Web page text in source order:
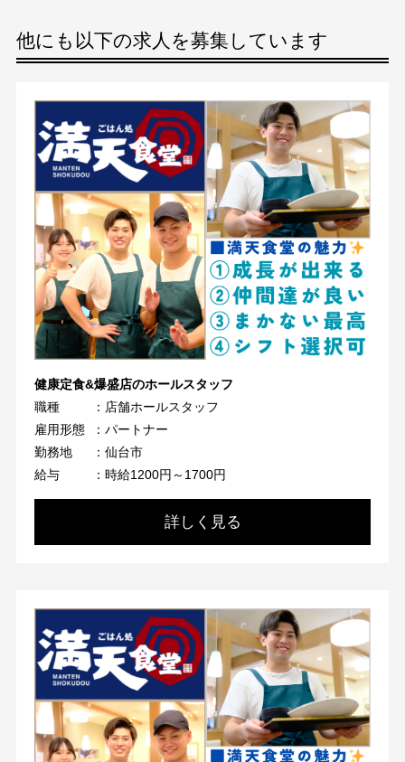
他にも以下の求人を募集しています
健康定食&爆盛店のホールスタッフ
職種
：店舗ホールスタッフ
雇用形態
：パートナー
勤務地
：仙台市
給与
：時給1200円～1700円
詳しく見る